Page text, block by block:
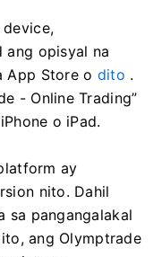
device,
ang opisyal na
App Store o dito .
- Online Trading”
o iPad.
ay
nito. Dahil
sa pangangalakal
ang Olymptrade